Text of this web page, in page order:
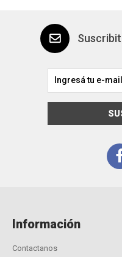
Información
Contactanos